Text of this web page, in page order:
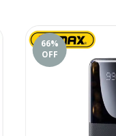
66%
OFF